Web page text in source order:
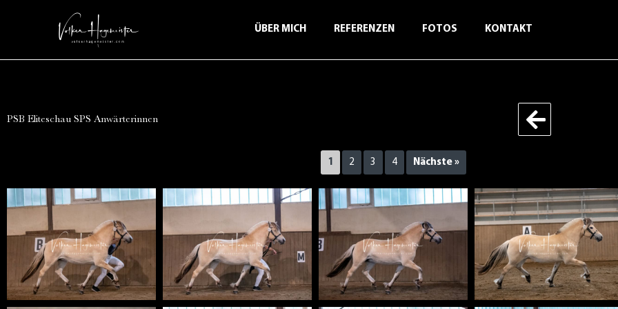
ÜBER MICH REFERENZEN FOTOS KONTAKT
PSB Eliteschau SPS Anwärterinnen
1 2 3 4 Nächste »